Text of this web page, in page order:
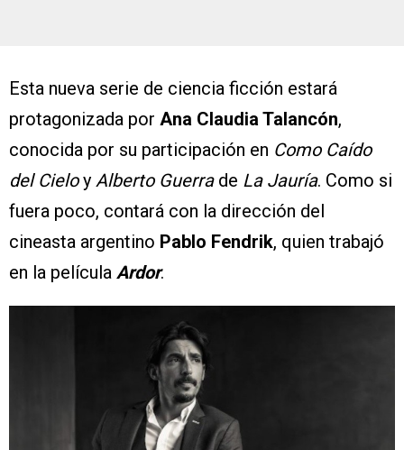
Esta nueva serie de ciencia ficción estará
protagonizada por Ana Claudia Talancón,
conocida por su participación en Como Caído
del Cieloy Alberto Guerra de La Jauría. Como si
fuera poco, contará con la dirección del
cineasta argentino Pablo Fendrik, quien trabajó
en la película Ardor.